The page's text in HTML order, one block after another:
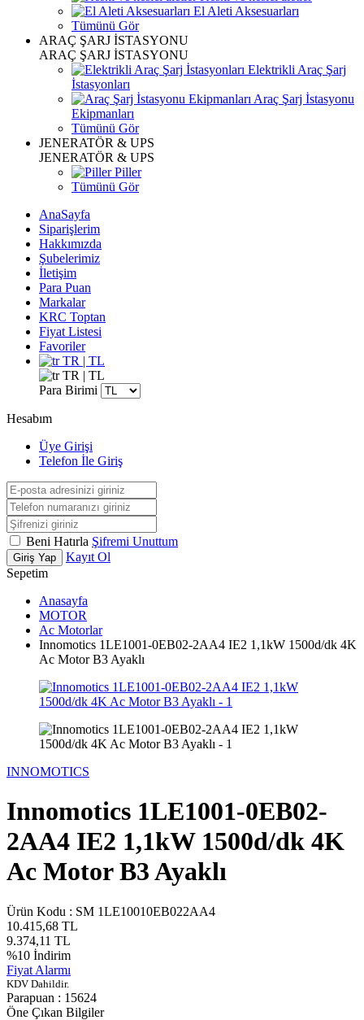
El Aleti Aksesuarları
Tümünü Gör
ARAÇ ŞARJ İSTASYONU
ARAÇ ŞARJ İSTASYONU
Elektrikli Araç Şarj
İstasyonları
Araç Şarj İstasyonu
Ekipmanları
Tümünü Gör
JENERATÖR & UPS
JENERATÖR & UPS
Piller
Tümünü Gör
AnaSayfa
Siparişlerim
Hakkımızda
Şubelerimiz
İletişim
Para Puan
Markalar
KRC Toptan
Fiyat Listesi
Favoriler
TR | TL
TR | TL
Para Birimi
Hesabım
Üye Girişi
Telefon İle Giriş
Beni Hatırla Şifremi Unuttum
Giriş Yap
Kayıt Ol
Sepetim
Anasayfa
MOTOR
Ac Motorlar
Innomotics 1LE1001-0EB02-2AA4 IE2 1,1kW 1500d/dk 4K
Ac Motor B3 Ayaklı
INNOMOTICS
Innomotics 1LE1001-0EB02-
2AA4 IE2 1,1kW 1500d/dk 4K
Ac Motor B3 Ayaklı
Ürün Kodu : SM 1LE10010EB022AA4
10.415,68 TL
9.374,11 TL
%10 İndirim
Fiyat Alarmı
KDV Dahildir.
Parapuan : 15624
Öne Çıkan Bilgiler